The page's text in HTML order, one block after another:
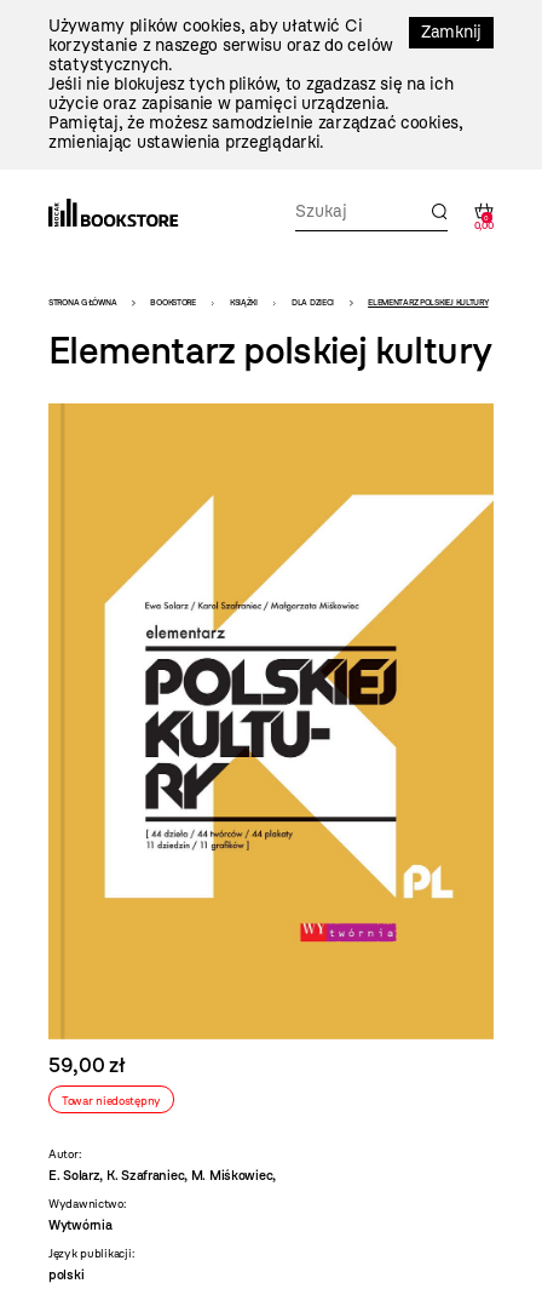
Zamknij
Używamy plików cookies, aby ułatwić Ci
korzystanie z naszego serwisu oraz do celów
statystycznych.
Jeśli nie blokujesz tych plików, to zgadzasz się na ich
użycie oraz zapisanie w pamięci urządzenia.
Pamiętaj, że możesz samodzielnie zarządzać cookies,
zmieniając ustawienia przeglądarki.
0
0,00
Bookstore
-
szablon
szczegóły
STRONA GŁÓWNA BOOKSTORE KSIĄŻKI DLA DZIECI ELEMENTARZ POLSKIEJ KULTURY
Elementarz polskiej kultury
59,00 zł
Towar niedostępny
Autor:
E. Solarz, K. Szafraniec, M. Miśkowiec,
Wydawnictwo:
Wytwórnia
Język publikacji:
polski